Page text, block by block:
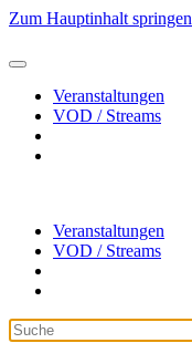
Zum Hauptinhalt springen
Veranstaltungen
VOD / Streams
Veranstaltungen
VOD / Streams